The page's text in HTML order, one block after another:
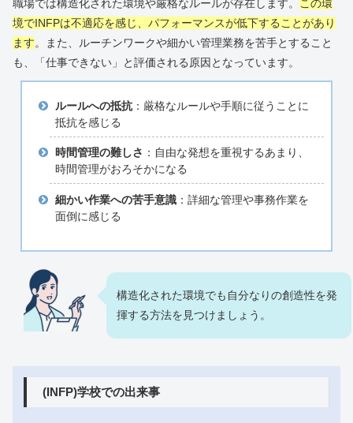
職場では構造化された環境や厳格なルールが存在します。
この環
境でINFPは不適応を感じ、パフォーマンスが低下することがあり
ます。また、ルーチンワークや細かい管理業務を苦手とすること
も、「仕事できない」と評価される原因となっています。
ルールへの抵抗：厳格なルールや手順に従うことに
抵抗を感じる
時間管理の難しさ ：自由な発想を重視するあまり、
時間管理がおろそかになる
細かい作業への苦手意識：詳細な管理や事務作業を
面倒に感じる
構造化された環境でも自分なりの創造性を発
揮する方法を見つけましょう。
(INFP)学校での出来事